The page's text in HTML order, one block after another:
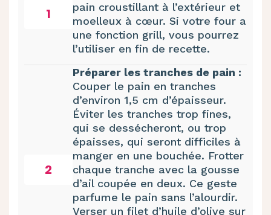
1
pain croustillant à l’extérieur et
moelleux à cœur. Si votre four a
une fonction grill, vous pourrez
l’utiliser en fin de recette.
2
Préparer les tranches de pain :
Couper le pain en tranches
d’environ 1,5 cm d’épaisseur.
Éviter les tranches trop fines,
qui se dessécheront, ou trop
épaisses, qui seront difficiles à
manger en une bouchée. Frotter
chaque tranche avec la gousse
d’ail coupée en deux. Ce geste
parfume le pain sans l’alourdir.
Verser un filet d’huile d’olive sur